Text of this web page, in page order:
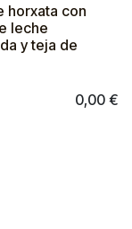
horxata con
leche
y teja de
0,00€